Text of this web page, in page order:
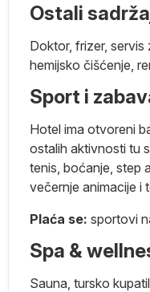
Ostali
Doktor, frizer, servis
hemijsko čišćenje,
Sport i
Hotel ima otvoreni
ostalih aktivnosti tu
tenis, boćanje, step
večernje animacije i
Plaća se: sportovi
Spa &
Sauna, tursko